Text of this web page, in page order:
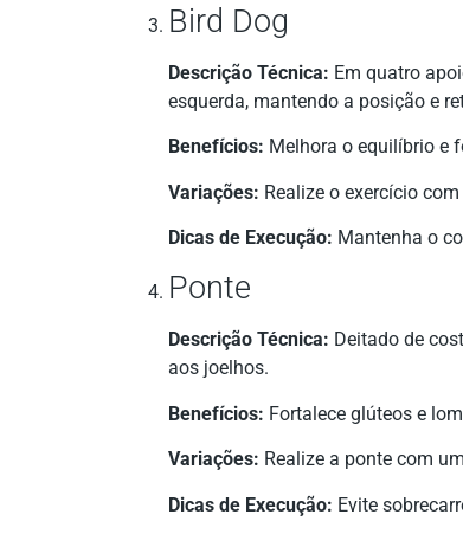
Bird Dog
Descrição Técnica: Em quatro
esquerda, mantendo a posição e
Benefícios: Melhora o equilíbrio e
Variações: Realize o exercício
Dicas de Execução: Mantenha o
Ponte
Descrição Técnica: Deitado de
aos joelhos.
Benefícios: Fortalece glúteos e
Variações: Realize a ponte com
Dicas de Execução: Evite